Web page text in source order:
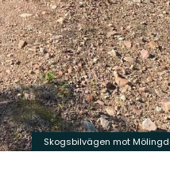
Skogsbilvägen mot